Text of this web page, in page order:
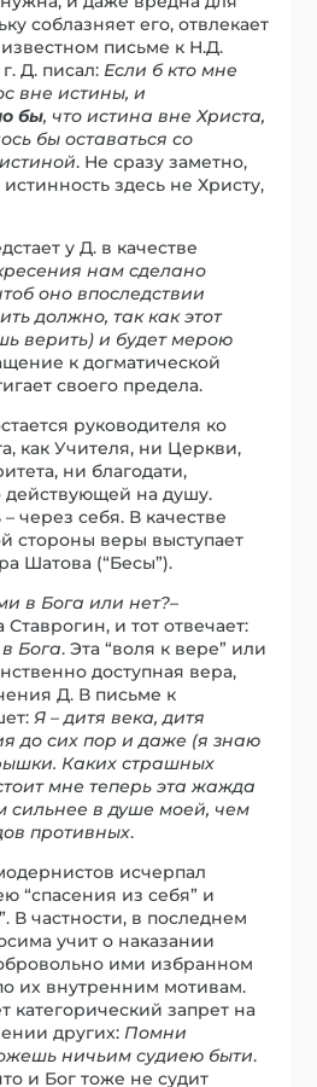
соблазняет его, отвлекает
письме к Н.Д.
Д. писал: Если б кто мне
вне истины, и
бы, что истина вне Христа,
бы оставаться со
. Не сразу заметно,
здесь не Христу,
у Д. в качестве
нам сделано
оно впоследствии
должно, так как этот
верить) и будет мерою
к догматической
своего предела.
руководителя ко
как Учителя, ни Церкви,
ни благодати,
действующей на душу.
через себя. В качестве
стороны веры выступает
Шатова (“Бесы”).
в Бога или нет?–
и тот отвечает:
Бога. Эта “воля к вере” или
доступная вера,
Д. В письме к
Я – дитя века, дитя
до сих пор и даже (я знаю
Каких страшных
мне теперь эта жажда
сильнее в душе моей, чем
противных.
исчерпал
“спасения из себя” и
В частности, в последнем
учит о наказании
ими избранном
их внутренним мотивам.
категорический запрет на
других: Помни
ничьим судиею быти.
и Бог тоже не судит